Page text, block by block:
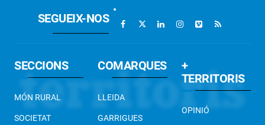
SEGUEIX-NOS
SECCIONS
MÓN RURAL
SOCIETAT
COMARQUES
LLEIDA
GARRIGUES
+
TERRITORIS
OPINIÓ